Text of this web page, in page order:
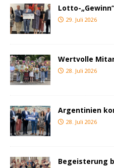
Lotto-
29. Juli 2026
Wertvolle
28. Juli 2026
Argentinien
28. Juli 2026
Begeisterung